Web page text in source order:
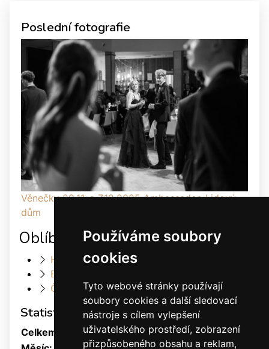
Používáme soubory
cookies
Tyto webové stránky používají
soubory cookies a další sledovací
nástroje s cílem vylepšení
uživatelského prostředí, zobrazení
přizpůsobeného obsahu a reklam,
Poslední fotografie
Věnečky 29.11. a 7.12.2025 Ambassador, Lidový
dům
Oblíbené odkazy
Heller Dance & Fashion
Elis Dance Sport s.r.o.
Český svaz tanečního sportu
Statistiky
Celkem:
1879661